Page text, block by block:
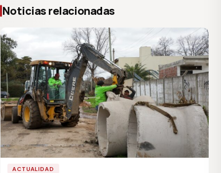
Noticias relacionadas
ACTUALIDAD